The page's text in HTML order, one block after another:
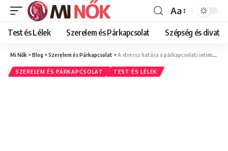
Font
Resizer
Aa
Test és Lélek Szerelem és Párkapcsolat Szépség és divat
Mi Nők >Blog >Szerelem és Párkapcsolat >A stressz hatása a párkapcsolati intimitásra
SZERELEM ÉS PÁRKAPCSOLAT TEST ÉS LÉLEK